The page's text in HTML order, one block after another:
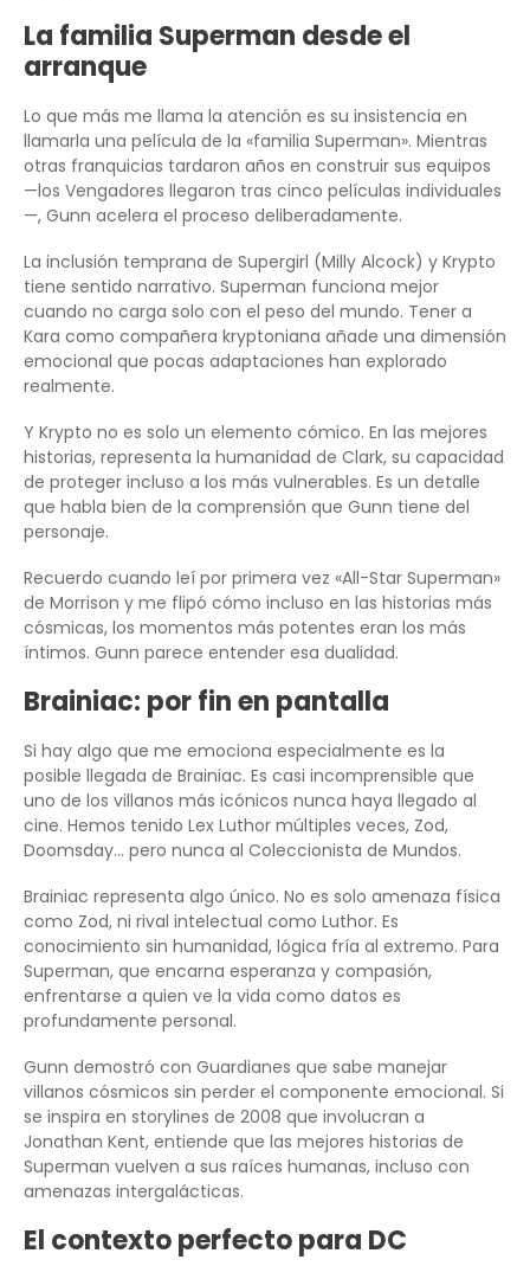
La familia Superman desde el
arranque
Lo que más me llama la atención es su insistencia en
llamarla una película de la «familia Superman». Mientras
otras franquicias tardaron años en construir sus equipos
—los Vengadores llegaron tras cinco películas individuales
—, Gunn acelera el proceso deliberadamente.
La inclusión temprana de Supergirl (Milly Alcock) y Krypto
tiene sentido narrativo. Superman funciona mejor
cuando no carga solo con el peso del mundo. Tener a
Kara como compañera kryptoniana añade una dimensión
emocional que pocas adaptaciones han explorado
realmente.
Y Krypto no es solo un elemento cómico. En las mejores
historias, representa la humanidad de Clark, su capacidad
de proteger incluso a los más vulnerables. Es un detalle
que habla bien de la comprensión que Gunn tiene del
personaje.
Recuerdo cuando leí por primera vez «All-Star Superman»
de Morrison y me flipó cómo incluso en las historias más
cósmicas, los momentos más potentes eran los más
íntimos. Gunn parece entender esa dualidad.
Brainiac: por fin en pantalla
Si hay algo que me emociona especialmente es la
posible llegada de Brainiac. Es casi incomprensible que
uno de los villanos más icónicos nunca haya llegado al
cine. Hemos tenido Lex Luthor múltiples veces, Zod,
Doomsday… pero nunca al Coleccionista de Mundos.
Brainiac representa algo único. No es solo amenaza física
como Zod, ni rival intelectual como Luthor. Es
conocimiento sin humanidad, lógica fría al extremo. Para
Superman, que encarna esperanza y compasión,
enfrentarse a quien ve la vida como datos es
profundamente personal.
Gunn demostró con Guardianes que sabe manejar
villanos cósmicos sin perder el componente emocional. Si
se inspira en storylines de 2008 que involucran a
Jonathan Kent, entiende que las mejores historias de
Superman vuelven a sus raíces humanas, incluso con
amenazas intergalácticas.
El contexto perfecto para DC